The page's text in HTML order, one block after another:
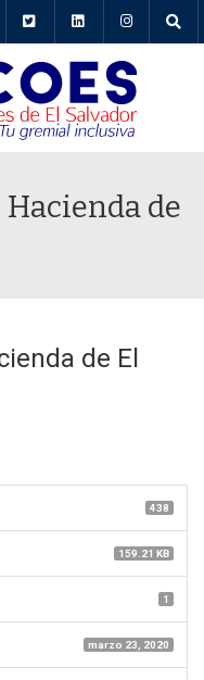
de
de El
438
159.21 KB
1
marzo 23, 2020